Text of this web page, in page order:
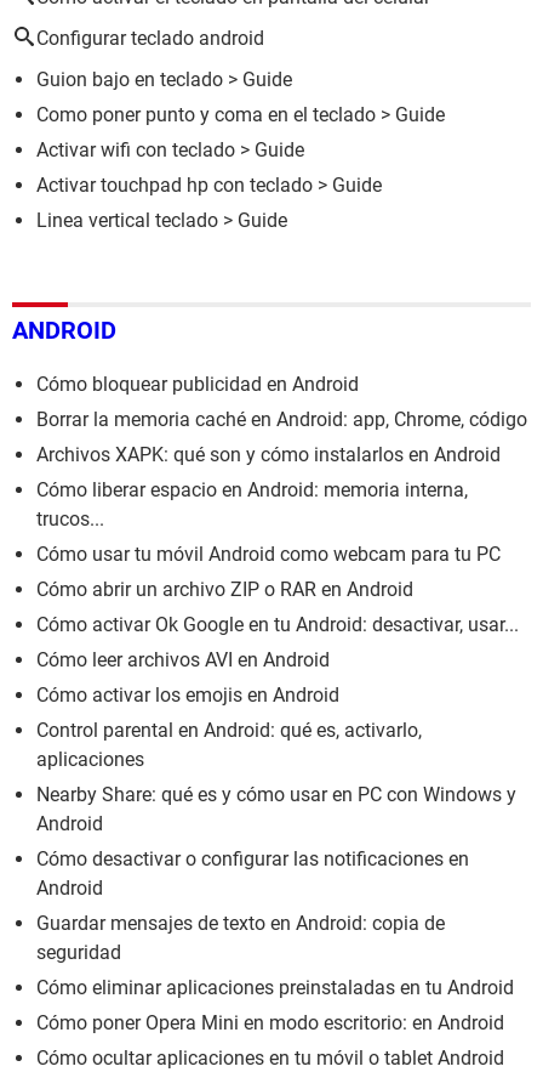
Configurar teclado android
Guion bajo en teclado > Guide
Como poner punto y coma en el teclado > Guide
Activar wifi con teclado > Guide
Activar touchpad hp con teclado > Guide
Linea vertical teclado > Guide
ANDROID
Cómo bloquear publicidad en Android
Borrar la memoria caché en Android: app, Chrome, código
Archivos XAPK: qué son y cómo instalarlos en Android
Cómo liberar espacio en Android: memoria interna,
trucos...
Cómo usar tu móvil Android como webcam para tu PC
Cómo abrir un archivo ZIP o RAR en Android
Cómo activar Ok Google en tu Android: desactivar, usar...
Cómo leer archivos AVI en Android
Cómo activar los emojis en Android
Control parental en Android: qué es, activarlo,
aplicaciones
Nearby Share: qué es y cómo usar en PC con Windows y
Android
Cómo desactivar o configurar las notificaciones en
Android
Guardar mensajes de texto en Android: copia de
seguridad
Cómo eliminar aplicaciones preinstaladas en tu Android
Cómo poner Opera Mini en modo escritorio: en Android
Cómo ocultar aplicaciones en tu móvil o tablet Android